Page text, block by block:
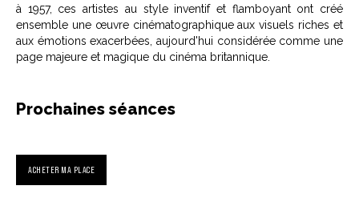
à 1957, ces artistes au style inventif et flamboyant ont créé
ensemble une œuvre cinématographique aux visuels riches et
aux émotions exacerbées, aujourd'hui considérée comme une
page majeure et magique du cinéma britannique.
Prochaines séances
ACHETER MA PLACE